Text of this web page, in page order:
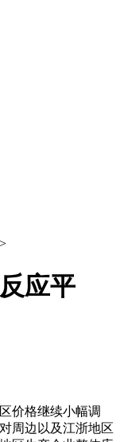
>
应平
价格继续小幅调
周边以及江浙地区